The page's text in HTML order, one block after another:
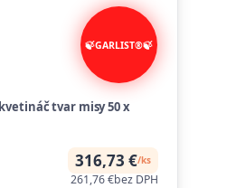
tvar misy 50 x
316,73 €/ks
261,76 €bez DPH